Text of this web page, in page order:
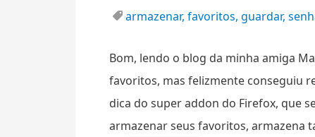
armazenar, favoritos, guardar,
Bom, lendo o blog da minha amiga
favoritos, mas felizmente conseguiu
dica do super addon do Firefox, que
armazenar seus favoritos, armazena